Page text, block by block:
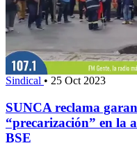
Sindical • 25 Oct 2023
SUNCA reclama
“precarización” en la
BSE